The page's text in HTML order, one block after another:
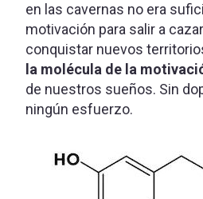
en las cavernas no era
motivación para salir a
conquistar nuevos
la molécula de la
de nuestros sueños. Sin
ningún esfuerzo.